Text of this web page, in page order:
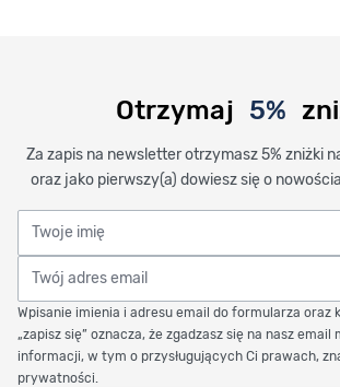
Otrzymaj 5%
Za zapis na newsletter otrzymasz 5% zniżki
oraz jako pierwszy(a) dowiesz się o
Twoje imię
Twój adres email
Wpisanie imienia i adresu email do formularza oraz
„zapisz się” oznacza, że zgadzasz się na nasz email
informacji, w tym o przysługujących Ci prawach,
prywatności.